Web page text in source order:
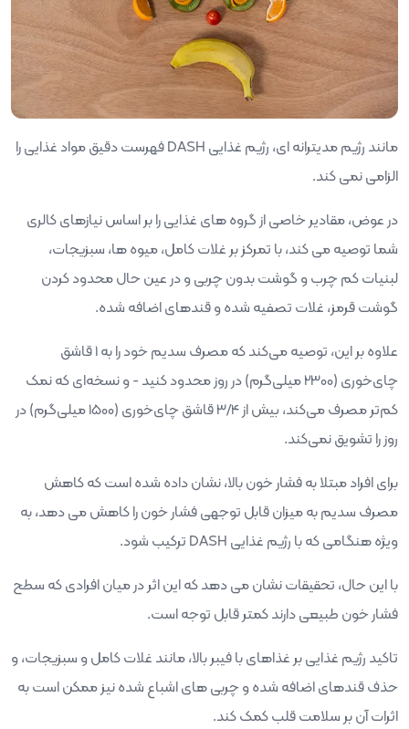
مانند رژیم مدیترانه ای، رژیم غذایی DASHفهرست دقیق مواد غذایی را
الزامی نمی کند.
در عوض، مقادیر خاصی از گروه های غذایی را بر اساس نیازهای کالری
شما توصیه می کند، با تمرکز بر غلات کامل، میوه ها، سبزیجات،
لبنیات کم چرب و گوشت بدون چربی و در عین حال محدود کردن
گوشت قرمز، غلات تصفیه شده و قندهای اضافه شده.
علاوه بر این، توصیه می‌کند که مصرف سدیم خود را به 1 قاشق
چای‌خوری (2300 میلی‌گرم) در روز محدود کنید - و نسخه‌ای که نمک
کم‌تر مصرف می‌کند، بیش از 3/4 قاشق چای‌خوری (1500 میلی‌گرم) در
روز را تشویق نمی‌کند.
برای افراد مبتلا به فشار خون بالا، نشان داده شده است که کاهش
مصرف سدیم به میزان قابل توجهی فشار خون را کاهش می دهد، به
ویژه هنگامی که با رژیم غذایی DASH ترکیب شود.
با این حال، تحقیقات نشان می دهد که این اثر در میان افرادی که سطح
فشار خون طبیعی دارند کمتر قابل توجه است.
تاکید رژیم غذایی بر غذاهای با فیبر بالا، مانند غلات کامل و سبزیجات، و
حذف قندهای اضافه شده و چربی های اشباع شده نیز ممکن است به
اثرات آن بر سلامت قلب کمک کند.